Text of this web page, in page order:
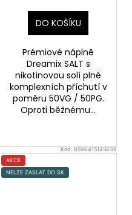
DO KOŠÍKU
Prémiové náplně
Dreamix SALT s
nikotinovou solí plné
komplexních příchutí v
poměru 50VG / 50PG.
Oproti běžnému...
Kód:8596415145839
AKCE
NELZE ZASLAT DO SK